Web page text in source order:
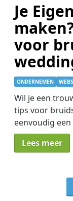
Je
voor
ONDERNEMEN
Wil je een
tips voor
eenvoudig
Lees meer